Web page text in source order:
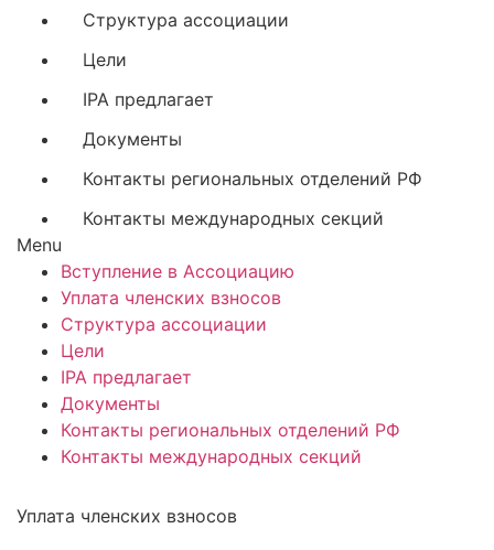
Структура ассоциации
Цели
IPA предлагает
Документы
Контакты региональных отделений РФ
Контакты международных секций
Menu
Вступление в Ассоциацию
Уплата членских взносов
Структура ассоциации
Цели
IPA предлагает
Документы
Контакты региональных отделений РФ
Контакты международных секций
Уплата членских взносов